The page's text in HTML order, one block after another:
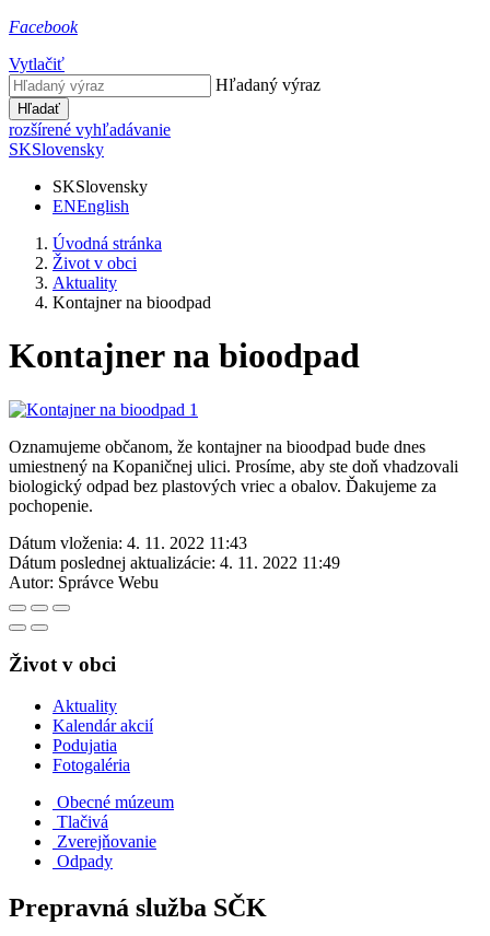
Facebook
Vytlačiť
Hľadaný výraz
Hľadať
rozšírené vyhľadávanie
SKSlovensky
SKSlovensky
ENEnglish
Úvodná stránka
Život v obci
Aktuality
Kontajner na bioodpad
Kontajner na bioodpad
Oznamujeme občanom, že kontajner na bioodpad bude dnes
umiestnený na Kopaničnej ulici. Prosíme, aby ste doň vhadzovali
biologický odpad bez plastových vriec a obalov. Ďakujeme za
pochopenie.
Dátum vloženia: 4. 11. 2022 11:43
Dátum poslednej aktualizácie: 4. 11. 2022 11:49
Autor: Správce Webu
Život v obci
Aktuality
Kalendár akcií
Podujatia
Fotogaléria
Obecné múzeum
Tlačivá
Zverejňovanie
Odpady
Prepravná služba SČK